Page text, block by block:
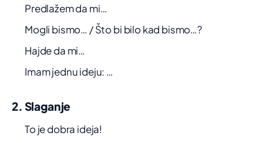
Predlažem da mi…
Mogli bismo… / Što bi bilo kad bismo…?
Hajde da mi…
Imam jednu ideju: …
2. Slaganje
To je dobra ideja!